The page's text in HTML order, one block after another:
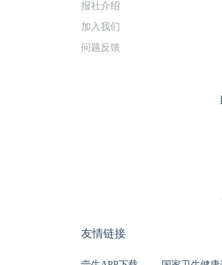
报社介绍
加入我们
问题反馈
友情链接